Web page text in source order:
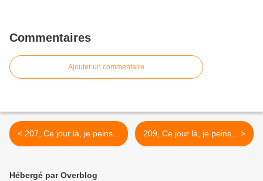
Commentaires
Ajouter un commentaire
< 207, Ce jour là, je peins... 209, Ce jour là, je peins... >
Hébergé par Overblog